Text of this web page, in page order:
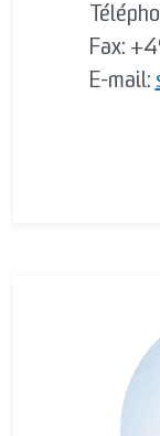
Fax:
E-mail: